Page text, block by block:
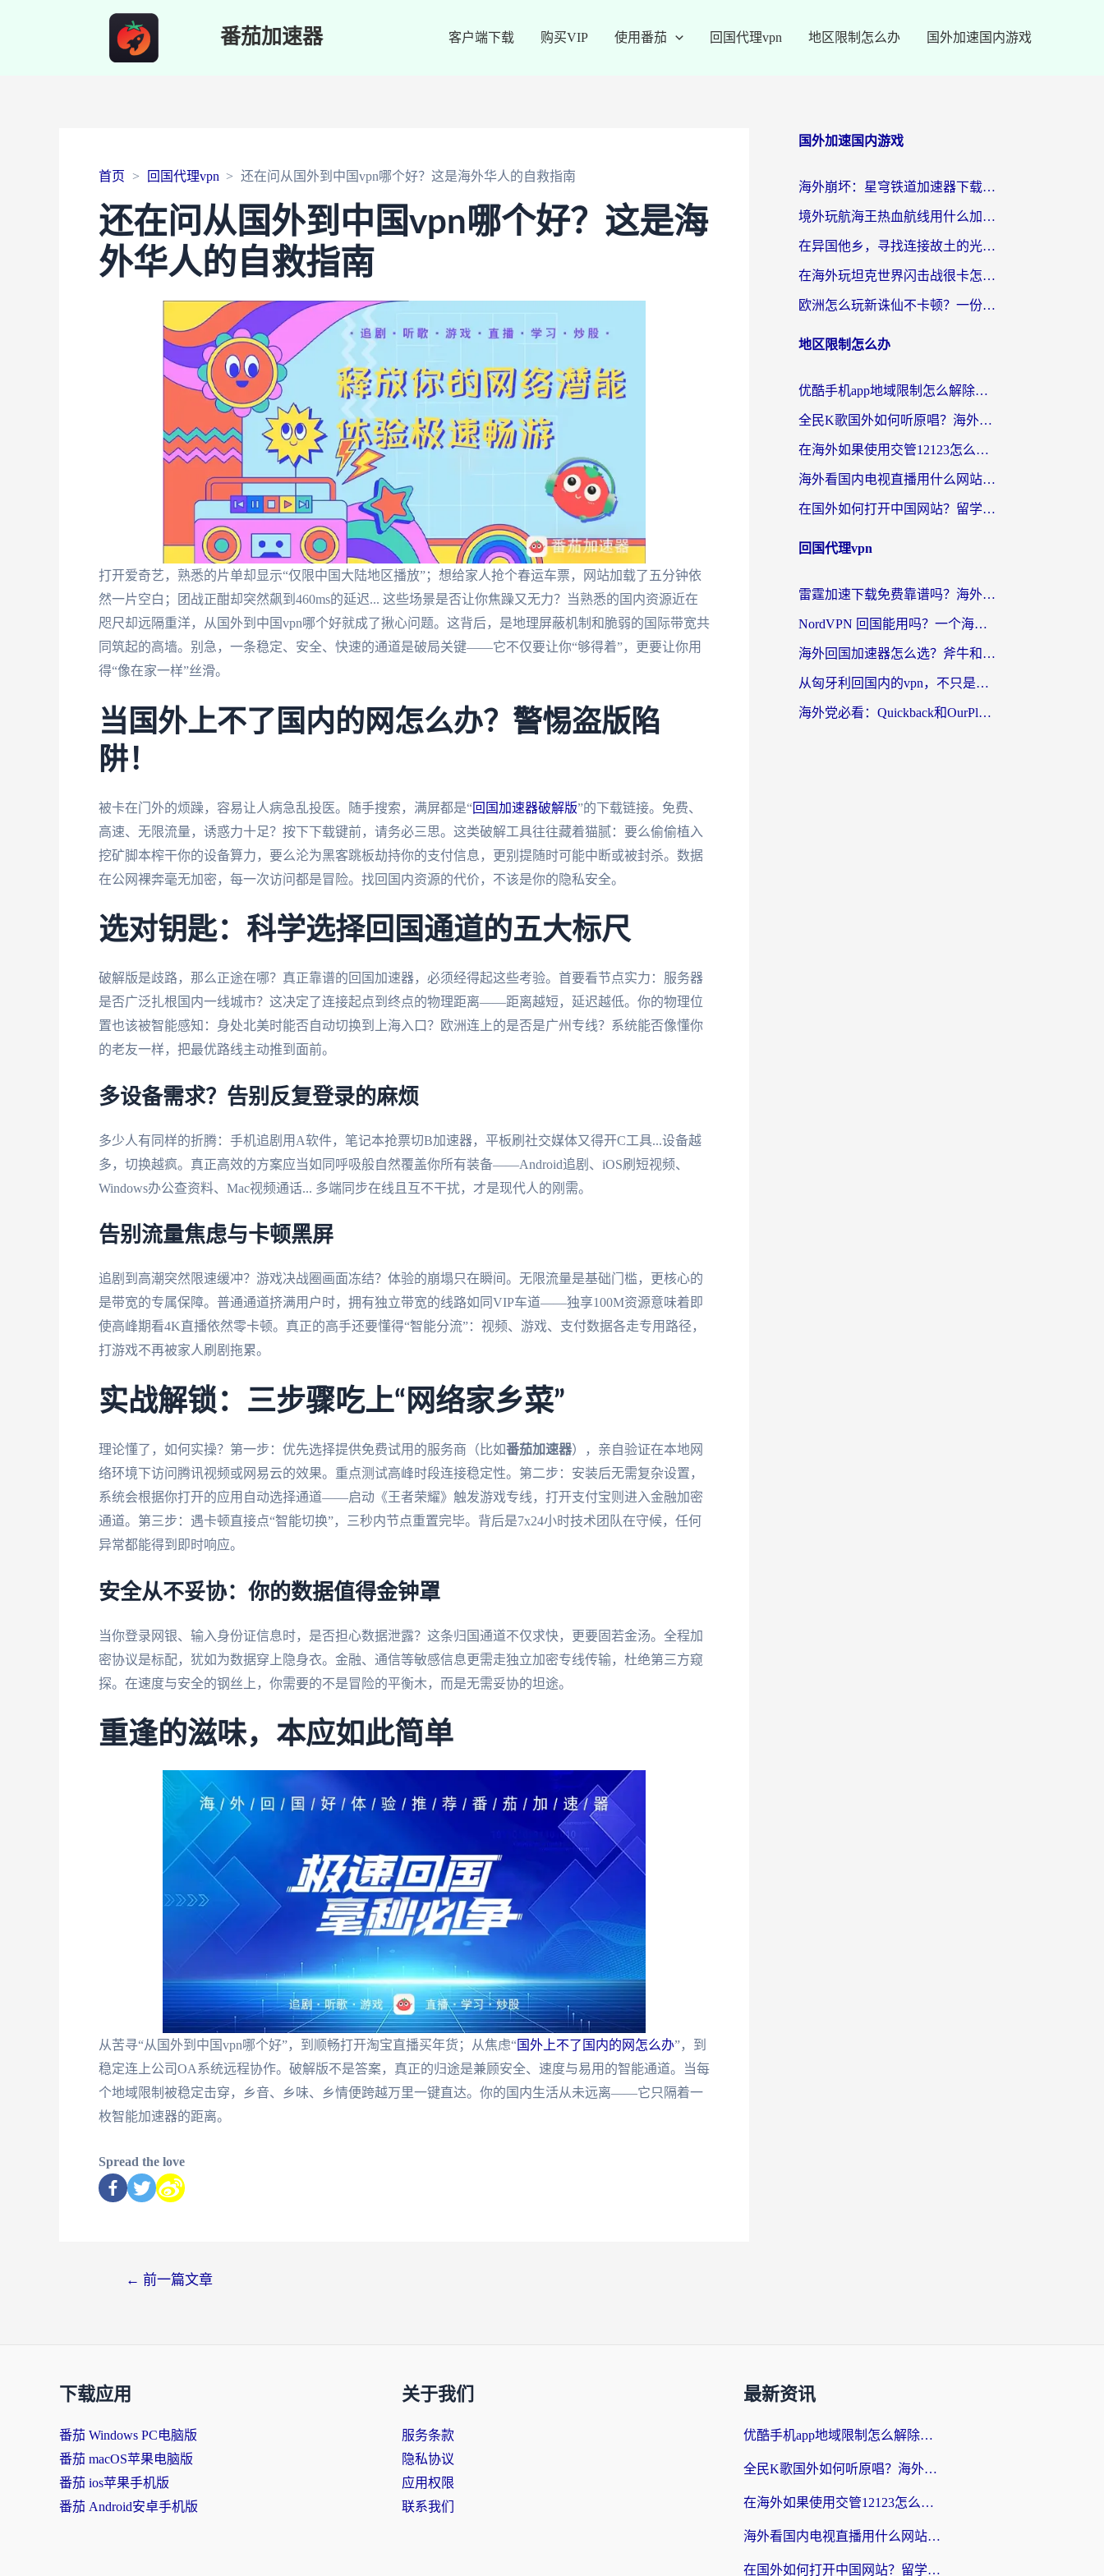
番茄加速器 客户端下载 购买VIP 使用番茄 回国代理vpn 地区限制怎么办 国外加速国内游戏
首页 回国代理vpn 还在问从国外到中国vpn哪个好？这是海外华人的自救指南
还在问从国外到中国vpn哪个好？这是海
外华人的自救指南
打开爱奇艺，熟悉的片单却显示“仅限中国大陆地区播放”；想给家人抢个春运车票，网站加载了五分钟依
然一片空白；团战正酣却突然飙到460ms的延迟... 这些场景是否让你焦躁又无力？当熟悉的国内资源近在
咫尺却远隔重洋，从国外到中国vpn哪个好就成了揪心问题。这背后，是地理屏蔽机制和脆弱的国际带宽共
同筑起的高墙。别急，一条稳定、安全、快速的通道是破局关键——它不仅要让你“够得着”，更要让你用
得“像在家一样”丝滑。
当国外上不了国内的网怎么办？警惕盗版陷
阱！
被卡在门外的烦躁，容易让人病急乱投医。随手搜索，满屏都是“回国加速器破解版”的下载链接。免费、
高速、无限流量，诱惑力十足？按下下载键前，请务必三思。这类破解工具往往藏着猫腻：要么偷偷植入
挖矿脚本榨干你的设备算力，要么沦为黑客跳板劫持你的支付信息，更别提随时可能中断或被封杀。数据
在公网裸奔毫无加密，每一次访问都是冒险。找回国内资源的代价，不该是你的隐私安全。
选对钥匙：科学选择回国通道的五大标尺
破解版是歧路，那么正途在哪？真正靠谱的回国加速器，必须经得起这些考验。首要看节点实力：服务器
是否广泛扎根国内一线城市？这决定了连接起点到终点的物理距离——距离越短，延迟越低。你的物理位
置也该被智能感知：身处北美时能否自动切换到上海入口？欧洲连上的是否是广州专线？系统能否像懂你
的老友一样，把最优路线主动推到面前。
多设备需求？告别反复登录的麻烦
多少人有同样的折腾：手机追剧用A软件，笔记本抢票切B加速器，平板刷社交媒体又得开C工具...设备越
多，切换越疯。真正高效的方案应当如同呼吸般自然覆盖你所有装备——Android追剧、iOS刷短视频、
Windows办公查资料、Mac视频通话... 多端同步在线且互不干扰，才是现代人的刚需。
告别流量焦虑与卡顿黑屏
追剧到高潮突然限速缓冲？游戏决战圈画面冻结？体验的崩塌只在瞬间。无限流量是基础门槛，更核心的
是带宽的专属保障。普通通道挤满用户时，拥有独立带宽的线路如同VIP车道——独享100M资源意味着即
使高峰期看4K直播依然零卡顿。真正的高手还要懂得“智能分流”：视频、游戏、支付数据各走专用路径，
打游戏不再被家人刷剧拖累。
实战解锁：三步骤吃上“网络家乡菜”
理论懂了，如何实操？第一步：优先选择提供免费试用的服务商（比如番茄加速器），亲自验证在本地网
络环境下访问腾讯视频或网易云的效果。重点测试高峰时段连接稳定性。第二步：安装后无需复杂设置，
系统会根据你打开的应用自动选择通道——启动《王者荣耀》触发游戏专线，打开支付宝则进入金融加密
通道。第三步：遇卡顿直接点“智能切换”，三秒内节点重置完毕。背后是7x24小时技术团队在守候，任何
异常都能得到即时响应。
安全从不妥协：你的数据值得金钟罩
当你登录网银、输入身份证信息时，是否担心数据泄露？这条归国通道不仅求快，更要固若金汤。全程加
密协议是标配，犹如为数据穿上隐身衣。金融、通信等敏感信息更需走独立加密专线传输，杜绝第三方窥
探。在速度与安全的钢丝上，你需要的不是冒险的平衡木，而是无需妥协的坦途。
重逢的滋味，本应如此简单
从苦寻“从国外到中国vpn哪个好”，到顺畅打开淘宝直播买年货；从焦虑“国外上不了国内的网怎么办”，到
稳定连上公司OA系统远程协作。破解版不是答案，真正的归途是兼顾安全、速度与易用的智能通道。当每
个地域限制被稳定击穿，乡音、乡味、乡情便跨越万里一键直达。你的国内生活从未远离——它只隔着一
枚智能加速器的距离。
Spread the love
← 前一篇文章
国外加速国内游戏
海外崩坏：星穹铁道加速器下载安装：一份给游子的终极网络指南
境外玩航海王热血航线用什么加速器？2026海外玩家实测最优方案（附欧洲问道堡垒前线加速技巧）
在异国他乡，寻找连接故土的光明大陆免费加速器
在海外玩坦克世界闪击战很卡怎么办？老玩家亲测有效的加速器选择指南
欧洲怎么玩新诛仙不卡顿？一份给海外游子的国服游戏畅玩指南
地区限制怎么办
优酷手机app地域限制怎么解除？海外党亲测有效的追剧方案
全民K歌国外如何听原唱？海外党亲测有效的回国加速器选择指南
在海外如果使用交管12123怎么处理？留学生亲测有效的回国加速方案
海外看国内电视直播用什么网站比较好？一篇解决你所有追剧难题的实用指南
在国外如何打开中国网站？留学生与海外华人的无缝访问指南
回国代理vpn
雷霆加速下载免费靠谱吗？海外党选回国加速器的避坑指南（附热门工具对比）
NordVPN 回国能用吗？一个海外用户必须面对的真实困境
海外回国加速器怎么选？斧牛和海龟哪个好？一篇帮你避开坑的实用指南
从匈牙利回国内的vpn，不只是为了刷剧那么简单
海外党必看：Quickback和OurPlay好用吗？3分钟选对回国加速器，无缝刷剧玩游戏
下载应用
番茄 Windows PC电脑版
番茄 macOS苹果电脑版
番茄 ios苹果手机版
番茄 Android安卓手机版
关于我们
服务条款
隐私协议
应用权限
联系我们
最新资讯
优酷手机app地域限制怎么解除？海外党亲测有效的追剧方案
全民K歌国外如何听原唱？海外党亲测有效的回国加速器选择指南
在海外如果使用交管12123怎么处理？留学生亲测有效的回国加速方案
海外看国内电视直播用什么网站比较好？一篇解决你所有追剧难题的实用指南
在国外如何打开中国网站？留学生与海外华人的无缝访问指南